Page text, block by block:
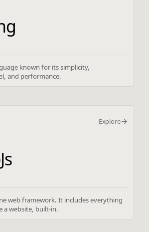
known for its simplicity,
and performance.
Explore
web framework. It includes everything
a website, built-in.